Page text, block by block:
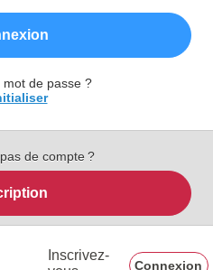
de passe ?
de compte ?
Inscrivez-
Connexion